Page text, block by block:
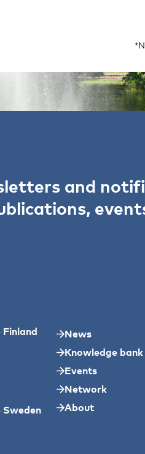
and
News
Knowledge bank
Events
Network
About